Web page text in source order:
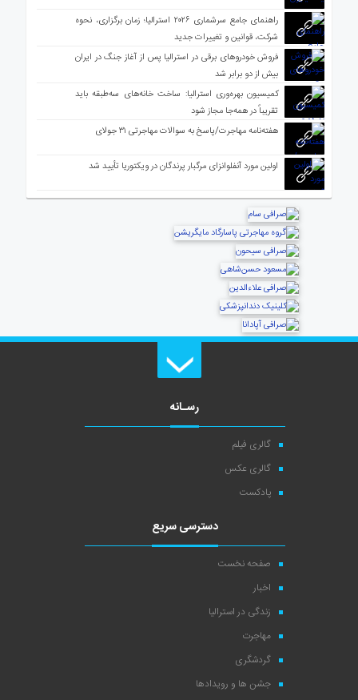
راهنمای جامع سرشماری ۲۰۲۶ استرالیا؛ زمان برگزاری، نحوه
شرکت، قوانین و تغییرات جدید
فروش خودروهای برقی در استرالیا پس از آغاز جنگ در ایران
بیش از دو برابر شد
کمیسیون بهره‌وری استرالیا: ساخت خانه‌های سه‌طبقه باید
تقریباً در همه‌جا مجاز شود
هفته‌نامه مهاجرت/پاسخ به سوالات مهاجرتی ۳۱ جولای
اولین مورد آنفلوانزای مرگبار پرندگان در ویکتوریا تأیید شد
رسـانه
گالری فیلم
گالری عکس
پادکست
دسترسی سریع
صفحه نخست
اخبار
زندگی در استرالیا
مهاجرت
گردشگری
جشن ها و رویدادها